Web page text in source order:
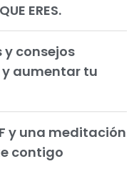
ERES.
consejos
aumentar tu
y una meditación
contigo